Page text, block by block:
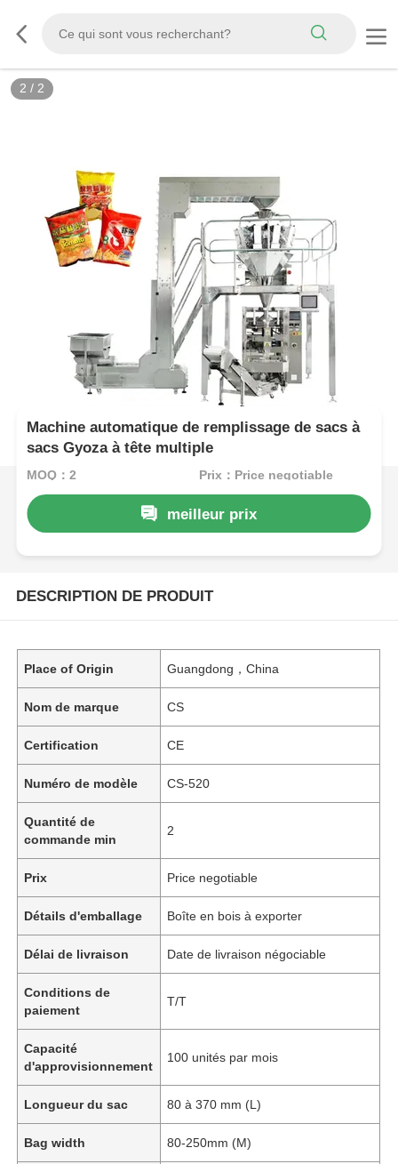
2 / 2
Machine automatique de remplissage de sacs à
sacs Gyoza à tête multiple
MOQ：2 Prix：Price negotiable
meilleur prix
DESCRIPTION DE PRODUIT
Place of Origin Guangdong，China
Nom de marque CS
Certification CE
Numéro de modèle CS-520
Quantité de
commande min
2
Prix Price negotiable
Détails d'emballage Boîte en bois à exporter
Délai de livraison Date de livraison négociable
Conditions de
paiement
T/T
Capacité
d'approvisionnement
100 unités par mois
Longueur du sac 80 à 370 mm (L)
Bag width 80-250mm (M)